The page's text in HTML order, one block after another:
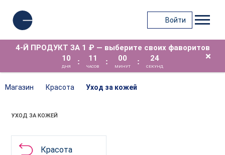
Войти
4-Й ПРОДУКТ ЗА 1 ₽ — выберите своих фаворитов
10
ДНЯ
: 11
ЧАСОВ
: 00
МИНУТ
: 23
СЕКУНД
×
Магазин Красота Уход за кожей
УХОД ЗА КОЖЕЙ
Красота